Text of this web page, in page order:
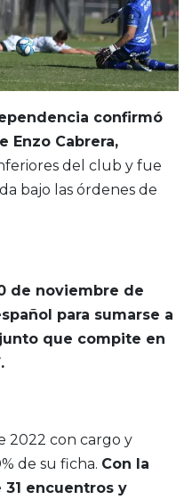
confirmó
Enzo Cabrera,
del club y fue
bajo las órdenes de
de noviembre de
para sumarse a
que compite en
2022 con cargo y
de su ficha. Con la
encuentros y